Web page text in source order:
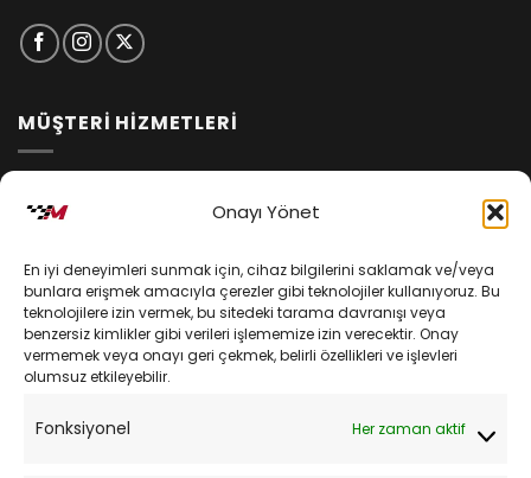
Onayı Yönet
En iyi deneyimleri sunmak için, cihaz bilgilerini saklamak ve/veya
bunlara erişmek amacıyla çerezler gibi teknolojiler kullanıyoruz. Bu
teknolojilere izin vermek, bu sitedeki tarama davranışı veya
benzersiz kimlikler gibi verileri işlememize izin verecektir. Onay
vermemek veya onayı geri çekmek, belirli özellikleri ve işlevleri
olumsuz etkileyebilir.
Fonksiyonel Her zaman aktif
MÜŞTERİ HİZMETLERİ
Kişisel Verilerin Korunması
Mesafeli Satış Sözleşmesi